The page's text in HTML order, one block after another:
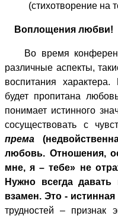
(стихотворение на
Воплощения любви!
Во время
различные аспекты,
воспитания
будет пропитана
понимает истинного
сосуществовать с
према
любовь. Отношения,
мне, я – тебе» не
Нужно всегда
взамен. Это -
трудностей – признак